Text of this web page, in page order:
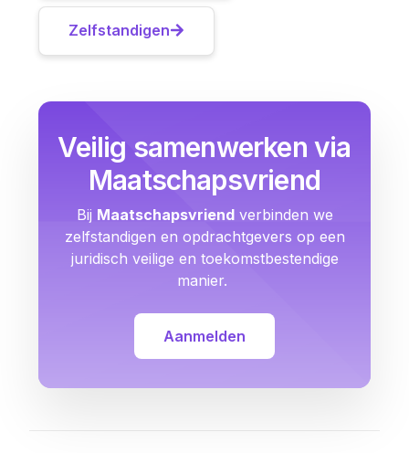
Zelfstandigen
Veilig samenwerken via
Maatschapsvriend
Bij Maatschapsvriendverbinden we
zelfstandigen en opdrachtgevers op een
juridisch veilige en toekomstbestendige
manier.
Aanmelden